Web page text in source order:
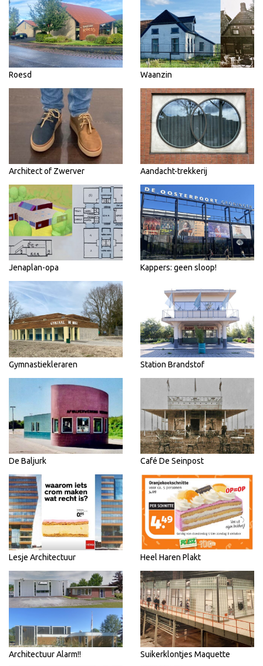
Roesd Waanzin
Architect of Zwerver Aandacht-trekkerij
Jenaplan-opa Kappers: geen sloop!
Gymnastiekleraren Station Brandstof
De Baljurk Café De Seinpost
Lesje Architectuur Heel Haren Plakt
Architectuur Alarm!! Suikerklontjes Maquette